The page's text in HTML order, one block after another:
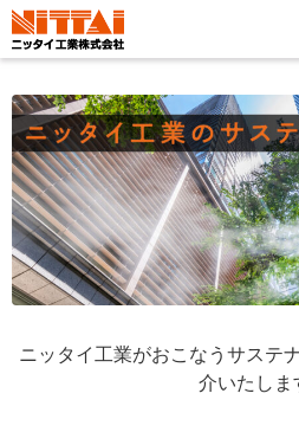
ニッタイ工業がおこなうサステ
介いたしま